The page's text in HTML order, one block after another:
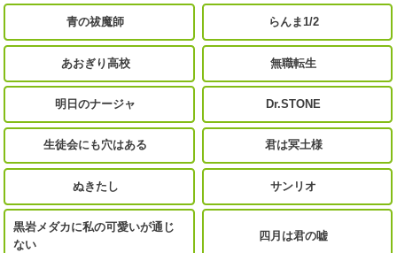
青の祓魔師 らんま1/2
あおぎり高校 無職転生
明日のナージャ Dr.STONE
生徒会にも穴はある 君は冥土様
ぬきたし サンリオ
黒岩メダカに私の可愛いが通じ
ない
四月は君の嘘